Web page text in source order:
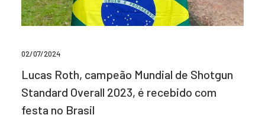
02/07/2024
Lucas Roth, campeão Mundial de Shotgun
Standard Overall 2023, é recebido com
festa no Brasil